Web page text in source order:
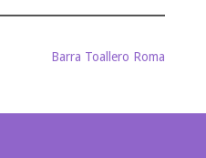
Barra Toallero Roma